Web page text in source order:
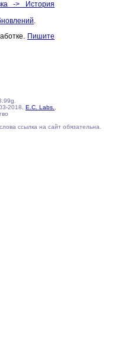
-> История
.
Пишите
2018, E.C. Labs.
ссылка на сайт обязательна.